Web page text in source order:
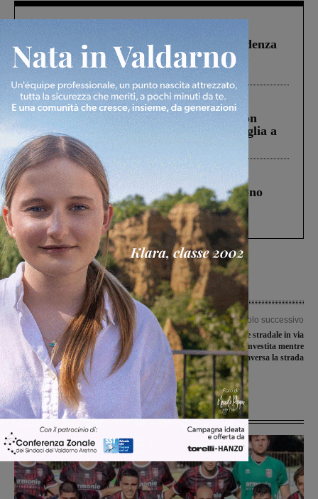
Piscina di Figline finanziata oltre la scadenza
Pnrr, il gruppo di Fratelli d’Italia: “Un
ringraziamento al Governo”
Cronaca 3 Agosto 2026
Scomparso da una struttura di Castiglion
Fiorentino l’uomo che aveva ucciso la figlia a
Levane nel 2020
Cronaca 4 Agosto 2026
Un anno fa la strage in A1 in cui morirono
Gianni, Giulia e Franco. Lo schianto, il
processo, lo stop ai sorpassi fra tir....
Articolo precedente
Piano delle alienazioni, Camiciottoli:
“Ennesima vendita per fare cassa,
cancellate conquiste anche di partiti
dell’attuale maggioranza”
Articolo successivo
Figline: incidente stradale in via
Roma, 80enne investita mentre
attraversa la strada
Ultime Notizie